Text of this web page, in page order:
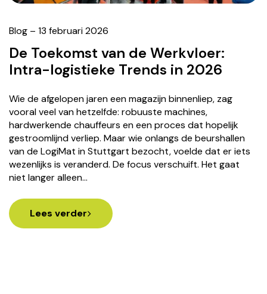
De Toekomst van de Werkvloer:
Intra-logistieke Trends in 2026
Blog – 13 februari 2026
Wie de afgelopen jaren een magazijn binnenliep, zag
vooral veel van hetzelfde: robuuste machines,
hardwerkende chauffeurs en een proces dat hopelijk
gestroomlijnd verliep. Maar wie onlangs de beurshallen
van de LogiMat in Stuttgart bezocht, voelde dat er iets
wezenlijks is veranderd. De focus verschuift. Het gaat
niet langer alleen…
Lees verder